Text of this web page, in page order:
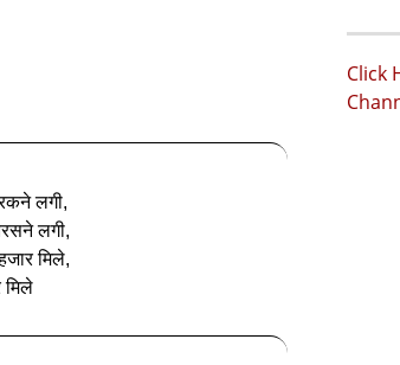
लगी,
लगी,
मिले,
मिले
Click